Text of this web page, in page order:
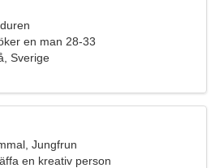
en man 28-33
Sverige
Jungfrun
en kreativ person